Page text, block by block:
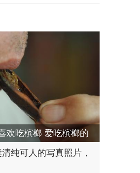
欢吃槟榔 爱吃槟榔的
因是什么
纯可人的写真照片，